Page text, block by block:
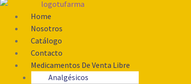
Menú
Home
Nosotros
Catálogo
Contacto
Medicamentos De Venta Libre
Analgésicos